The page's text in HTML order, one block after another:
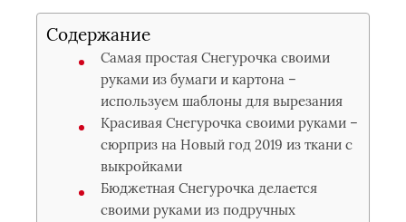
Содержание
Самая простая Снегурочка своими
руками из бумаги и картона –
используем шаблоны для вырезания
Красивая Снегурочка своими руками –
сюрприз на Новый год 2019 из ткани с
выкройками
Бюджетная Снегурочка делается
своими руками из подручных